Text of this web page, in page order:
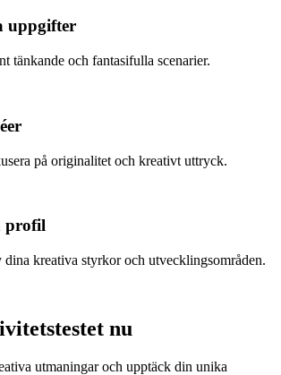
uppgifter
tänkande och fantasifulla scenarier.
på originalitet och kreativt uttryck.
profil
dina kreativa styrkor och utvecklingsområden.
nu
utmaningar och upptäck din unika